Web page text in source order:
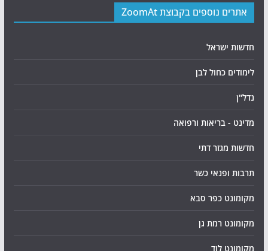
אתרים נוספים בקבוצת ZoomAt
חדשות ישראל
לימודים כחול לבן
נדל"ן
מדינט - בריאות ורפואה
חדשות מגזר דתי
תרבות ופנאי כשר
מקומונט כפר סבא
מקומונט רמת גן
מקומונט לוד